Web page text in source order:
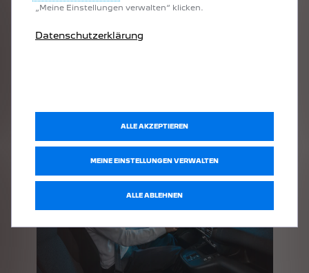
„Meine Einstellungen verwalten“ klicken.
Datenschutzerklärung
MEINE EINSTELLUNGEN VERWALTEN
ALLE AKZEPTIEREN
ALLE ABLEHNEN